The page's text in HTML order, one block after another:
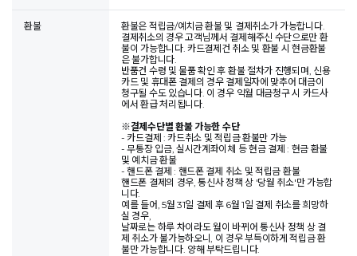
환불
환불은 적립금/예치금 환불 및 결제취소가 가능합니다.
결제취소의 경우 고객님께서 결제해주신 수단으로만 환
불이 가능합니다. 카드결제건 취소 및 환불 시 현금환불
은 불가합니다.
반품건 수령 및 물품 확인 후 환불 절차가 진행되며, 신용
카드 및 휴대폰 결제의 경우 결제일자에 맞추어 대금이
청구될 수도 있습니다. 이 경우 익월 대금청구 시 카드사
에서 환급 처리됩니다.
※결제수단별 환불 가능한 수단
- 카드결제 : 카드취소 및 적립금 환불만 가능
- 무통장 입금, 실시간계좌이체 등 현금 결제 : 현금 환불
및 예치금 환불
- 핸드폰 결제 : 핸드폰 결제 취소 및 적립금 환불
핸드폰 결제의 경우, 통신사 정책 상 '당월 취소'만 가능합
니다.
예를 들어, 5월 31일 결제 후 6월 1일 결제 취소를 희망하
실 경우,
날짜로는 하루 차이라도 월이 바뀌어 통신사 정책 상 결
제 취소가 불가능하오니, 이 경우 부득이하게 적립금 환
불만 가능합니다. 양해 부탁드립니다.